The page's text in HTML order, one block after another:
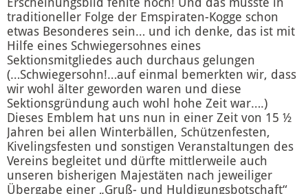
traditioneller Folge der Emspiraten-Kogge schon
etwas Besonderes sein… und ich denke, das ist mit
Hilfe eines Schwiegersohnes eines
Sektionsmitgliedes auch durchaus gelungen
(…Schwiegersohn!…auf einmal bemerkten wir, dass
wir wohl älter geworden waren und diese
Sektionsgründung auch wohl hohe Zeit war….)
Dieses Emblem hat uns nun in einer Zeit von 15 ½
Jahren bei allen Winterbällen, Schützenfesten,
Kivelingsfesten und sonstigen Veranstaltungen des
Vereins begleitet und dürfte mittlerweile auch
unseren bisherigen Majestäten nach jeweiliger
Übergabe einer „Gruß- und Huldigungsbotschaft“